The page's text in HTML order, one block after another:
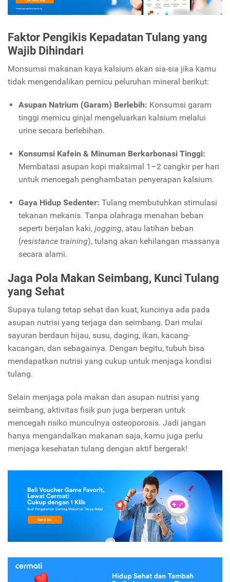
Faktor Pengikis Kepadatan Tulang yang
Wajib Dihindari
Monsumsi makanan kaya kalsium akan sia-sia jika kamu
tidak mengendalikan pemicu peluruhan mineral berikut:
Asupan Natrium (Garam) Berlebih: Konsumsi garam
tinggi memicu ginjal mengeluarkan kalsium melalui
urine secara berlebihan.
Konsumsi Kafein & Minuman Berkarbonasi Tinggi:
Membatasi asupan kopi maksimal 1–2 cangkir per hari
untuk mencegah penghambatan penyerapan kalsium.
Gaya Hidup Sedenter: Tulang membutuhkan stimulasi
tekanan mekanis. Tanpa olahraga menahan beban
seperti berjalan kaki, jogging, atau latihan beban
(resistance training), tulang akan kehilangan massanya
secara alami.
Jaga Pola Makan Seimbang, Kunci Tulang
yang Sehat
Supaya tulang tetap sehat dan kuat, kuncinya ada pada
asupan nutrisi yang terjaga dan seimbang. Dari mulai
sayuran berdaun hijau, susu, daging, ikan, kacang-
kacangan, dan sebagainya. Dengan begitu, tubuh bisa
mendapatkan nutrisi yang cukup untuk menjaga kondisi
tulang.
Selain menjaga pola makan dan asupan nutrisi yang
seimbang, aktivitas fisik pun juga berperan untuk
mencegah risiko munculnya osteoporosis. Jadi jangan
hanya mengandalkan makanan saja, kamu juga perlu
menjaga kesehatan tulang dengan aktif bergerak!